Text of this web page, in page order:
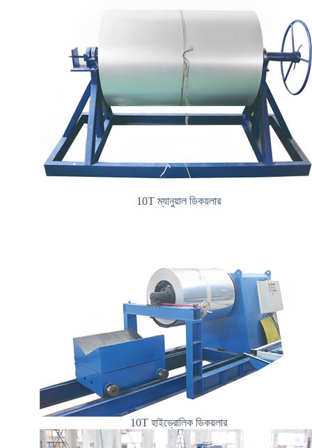
10T ম্যানুয়াল ডিকয়লার
10T হাইড্রোলিক ডিকয়লার